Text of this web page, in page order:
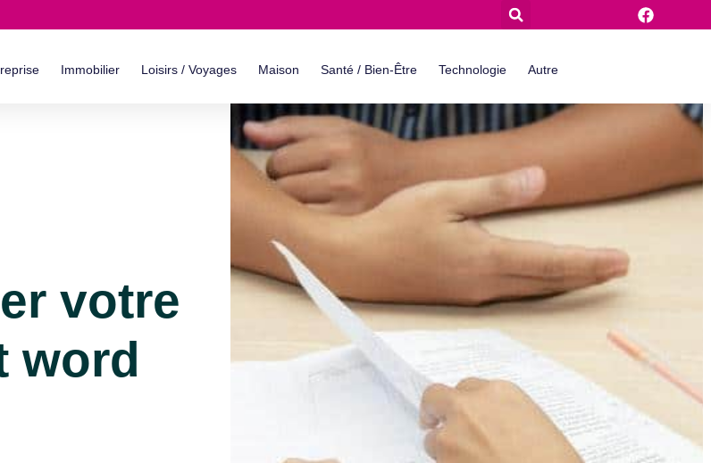
Immobilier Loisirs / Voyages Maison Santé / Bien-Être Technologie Autre
votre
word